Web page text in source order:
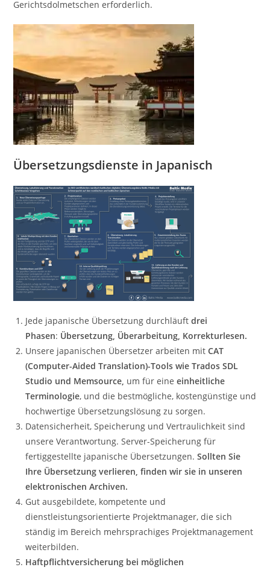
Gerichtsdolmetschen erforderlich.
Übersetzungsdienste in Japanisch
Jede japanische Übersetzung durchläuftdrei
Phasen: Übersetzung, Überarbeitung, Korrekturlesen.
Unsere japanischen Übersetzer arbeiten mit CAT
(Computer-Aided Translation)-Tools wie Trados SDL
Studio und Memsource, um für eineeinheitliche
Terminologie, und die bestmögliche, kostengünstige und
hochwertige Übersetzungslösung zu sorgen.
Datensicherheit, Speicherung und Vertraulichkeit sind
unsere Verantwortung. Server-Speicherung für
fertiggestellte japanische Übersetzungen.Sollten Sie
Ihre Übersetzung verlieren, finden wir sie in unseren
elektronischen Archiven.
Gut ausgebildete, kompetente und
dienstleistungsorientierte Projektmanager, die sich
ständig im Bereich mehrsprachiges Projektmanagement
weiterbilden.
Haftpflichtversicherung bei möglichen